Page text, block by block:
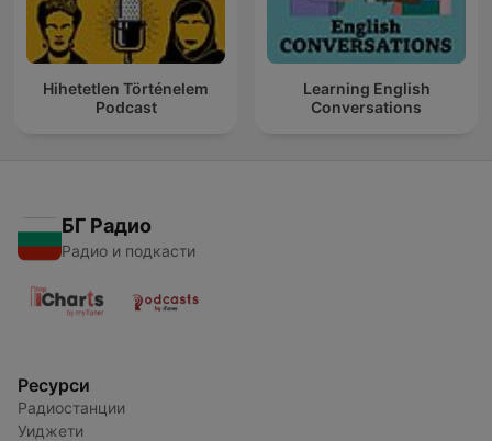
Hihetetlen Történelem
Podcast
Learning English
Conversations
БГ Радио
Радио и подкасти
Ресурси
Радиостанции
Уиджети